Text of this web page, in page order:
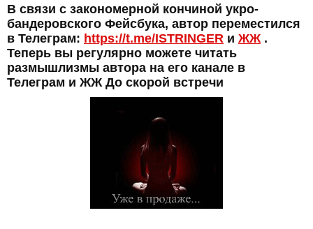
В связи с закономерной кончиной укро-
бандеровского Фейсбука, автор переместился
в Телеграм: https://t.me/ISTRINGER и ЖЖ.
Теперь вы регулярно можете читать
размышлизмы автора на его канале в
Телеграм и ЖЖ До скорой встречи